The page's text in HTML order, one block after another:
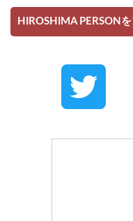
HIROSHIMA PERSON